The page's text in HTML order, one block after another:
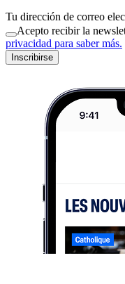
Tu dirección de correo
Acepto recibir la
privacidad para saber más.
Inscribirse